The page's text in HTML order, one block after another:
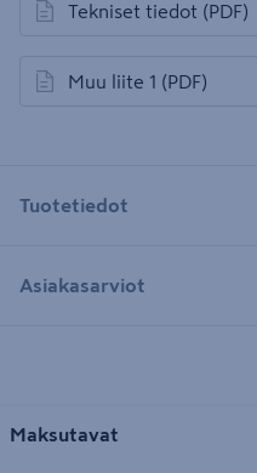
Tekniset tiedot (PDF)
avautuu uuteen välilehteen
Muu liite 1 (PDF)
avautuu uuteen välilehteen
Tuotetiedot
Asiakasarviot
Maksutavat